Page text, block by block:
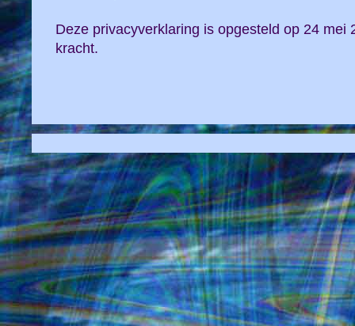
Deze privacyverklaring is opgesteld op 24 mei
kracht.